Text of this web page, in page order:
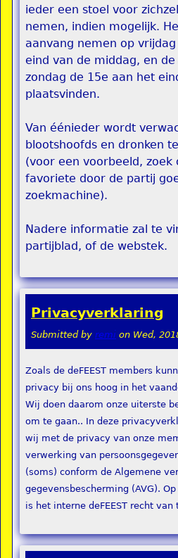
ieder een stoel voor
nemen, indien mogelijk.
aanvang nemen op
eind van de middag, en
zondag de 15e aan het
plaatsvinden.
Van éénieder wordt
blootshoofds en dronken
(voor een voorbeeld, zoek
favoriete door de partij
zoekmachine).
Nadere informatie zal te
partijblad, of de webstek.
Privacyverklaring
Submitted by remi on Wed,
Zoals de deFEEST members
privacy bij ons hoog in het
Wij doen daarom onze uiterste
om te gaan.. In deze
wij met de privacy van onze
verwerking van
(soms) conform de Algemene
gegevensbescherming (AVG).
is het interne deFEEST recht van